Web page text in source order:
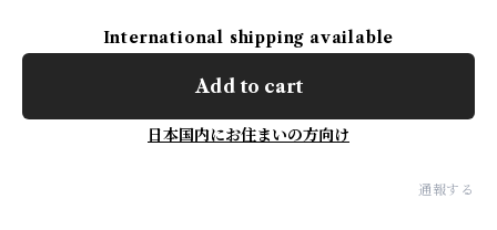
International shipping available
Add to cart
日本国内にお住まいの方向け
通報する